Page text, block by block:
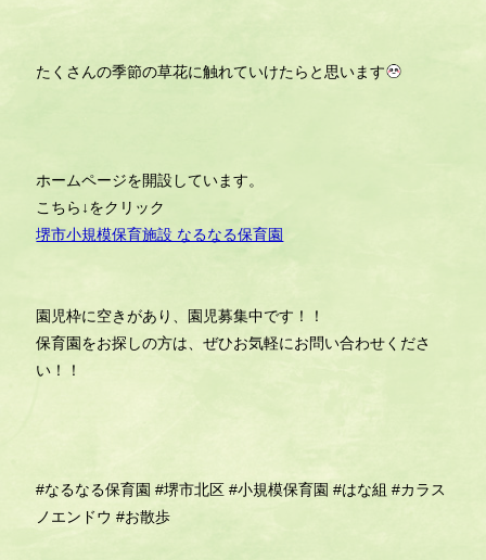
たくさんの季節の草花に触れていけたらと思います
ホームページを開設しています。
こちら↓をクリック
堺市小規模保育施設 なるなる保育園
園児枠に空きがあり、園児募集中です！！
保育園をお探しの方は、ぜひお気軽にお問い合わせくださ
い！！
#なるなる保育園 #堺市北区 #小規模保育園 #はな組 #カラス
ノエンドウ #お散歩